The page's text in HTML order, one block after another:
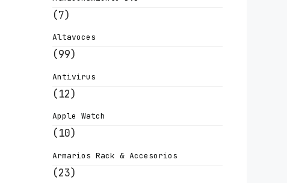
(7)
Altavoces
(99)
Antivirus
(12)
Apple Watch
(10)
Armarios Rack & Accesorios
(23)